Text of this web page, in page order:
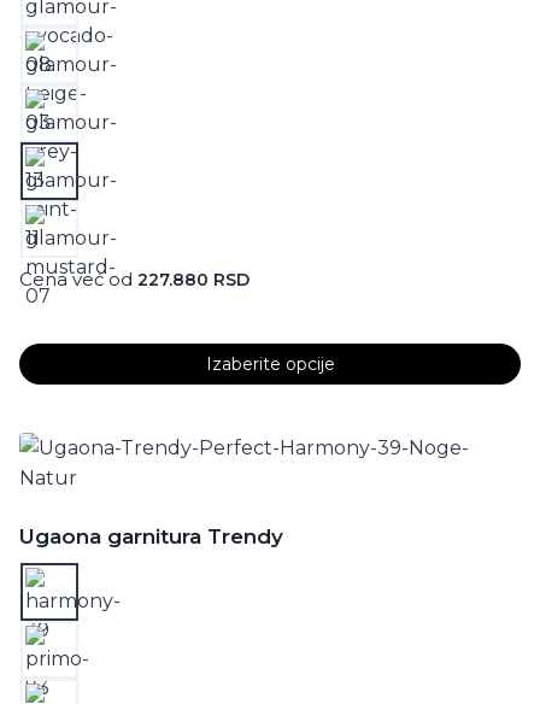
biti
izabrane
na
stranici
proizvoda.
Cena već od 227.880 RSD
Izaberite opcije
proizvod
ima
više
Opcije
mogu
biti
izabrane
na
stranici
Ugaona garnitura Trendy